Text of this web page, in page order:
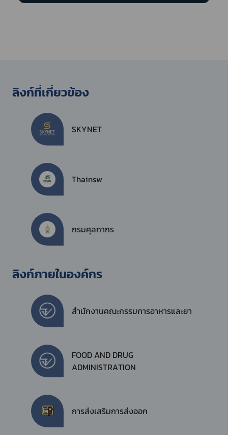
ลิงก์ที่เกี่ยวข้อง
SKYNET
Thainsw
กรมศุลกากร
ลิงก์ภายในองค์กร
สำนักงานคณะกรรมการอาหารและยา
FOOD AND DRUG
ADMINISTRATION
การส่งเสริมการส่งออก